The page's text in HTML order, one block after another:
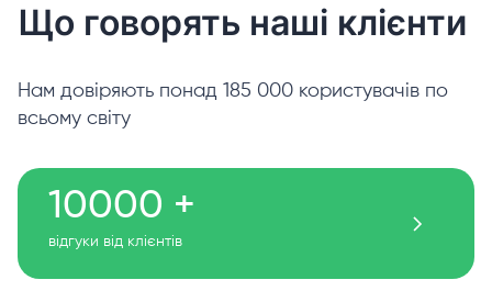
Що говорять наші клієнти
Нам довіряють понад 185 000 користувачів по
всьому світу
10000 +
відгуки від клієнтів